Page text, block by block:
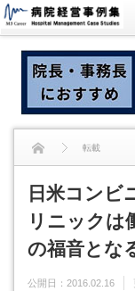
転載
日米コンビニクリニ
音となるか？
日米コンビ
リニックは
の福音とな
公開日： 2016.02.16